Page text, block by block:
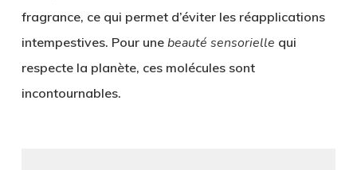
fragrance, ce qui permet d’éviter les réapplications
intempestives. Pour une beauté sensorielle qui
respecte la planète, ces molécules sont
incontournables.